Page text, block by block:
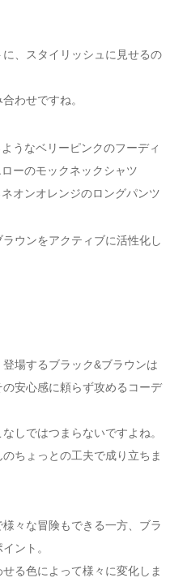
、スタイリッシュに見せるの
わせですね。
うなベリーピンクのフーディ
ーのモックネックシャツ
オンオレンジのロングパンツ
ウンをアクティブに活性化し
場するブラック&ブラウンは
安心感に頼らず攻めるコーデ
しではつまらないですよね。
ちょっとの工夫で成り立ちま
々な冒険もできる一方、ブラ
ント。
る色によって様々に変化しま